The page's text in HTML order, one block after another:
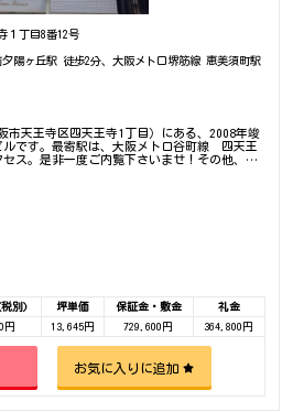
１丁目8番12号
陽ヶ丘駅 徒歩2分、大阪メトロ堺筋線 恵美須町駅
市天王寺区四天王寺1丁目）にある、2008年竣
ルです。最寄駅は、大阪メトロ谷町線 四天王
ス。是非一度ご内覧下さいませ！その他、事
別) 坪単価 保証金・敷金
礼金
円 13,645円 729,600円 364,800円
お気に入りに追加